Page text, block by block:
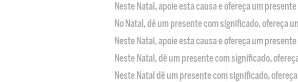
Neste Natal, apoie esta causa e ofereça um
No Natal, dê um presente com significado, ofereça
Neste Natal, apoie esta causa e ofereça um
Neste Natal, dê um presente com significado,
Neste Natal dê um presente com significado,